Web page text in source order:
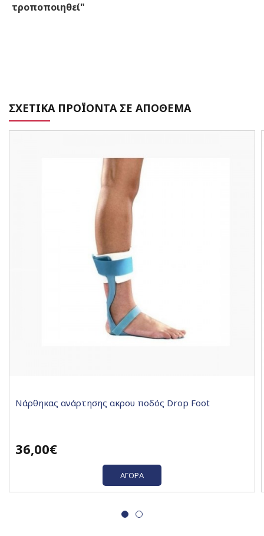
τροποποιηθεί"
ΣΧΕΤΙΚΑ ΠΡΟΪΟΝΤΑ ΣΕ ΑΠΟΘΕΜΑ
Νάρθηκας ανάρτησης ακρου ποδός Drop Foot
36,00€
ΑΓΟΡΆ